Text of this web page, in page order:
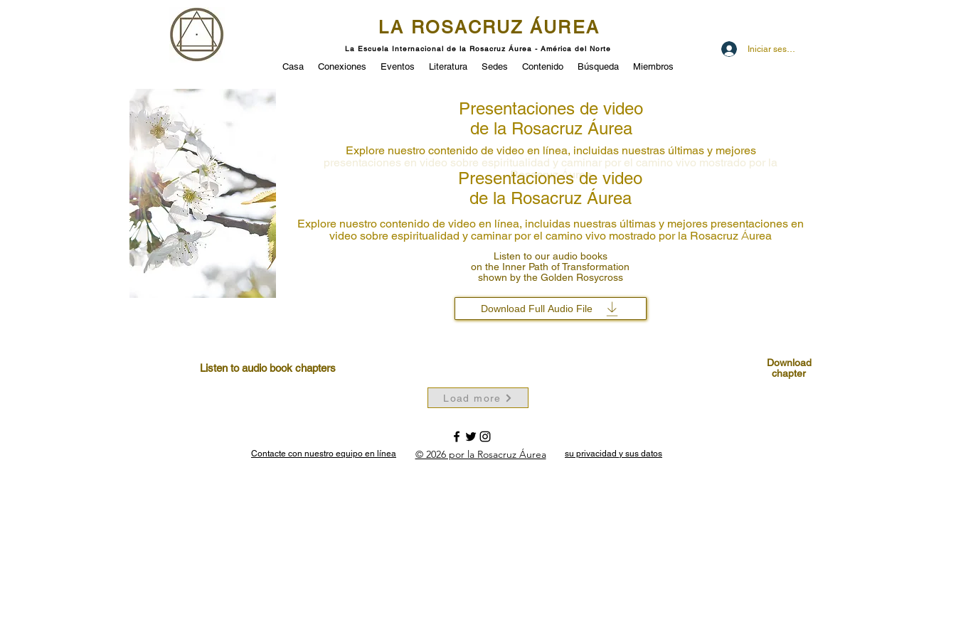
LA ROSACRUZ ÁUREA
La Escuela Internacional de la Rosacruz Áurea - América del Norte Iniciar sesión
Casa Conexiones Eventos Literatura Sedes Contenido Búsqueda Miembros
Presentaciones de video
de la Rosacruz Áurea
Explore nuestro contenido de video en línea, incluidas nuestras últimas y mejores
presentaciones en video sobre espiritualidad y caminar por el camino vivo mostrado por la
RosacruzÁurea
Presentaciones de video
de la Rosacruz Áurea
Explore nuestro contenido de video en línea, incluidas nuestras últimas y mejores presentaciones en
video sobre espiritualidad y caminar por el camino vivo mostrado por la Rosacruz Áurea
Listen to our audio books
on the Inner Path of Transformation
shown by the Golden Rosycross
Download Full Audio File
Listen to audio book chapters
Download
chapter
Load more
Contacte con nuestro equipo en línea © 2026 por la Rosacruz Áurea su privacidad y sus datos